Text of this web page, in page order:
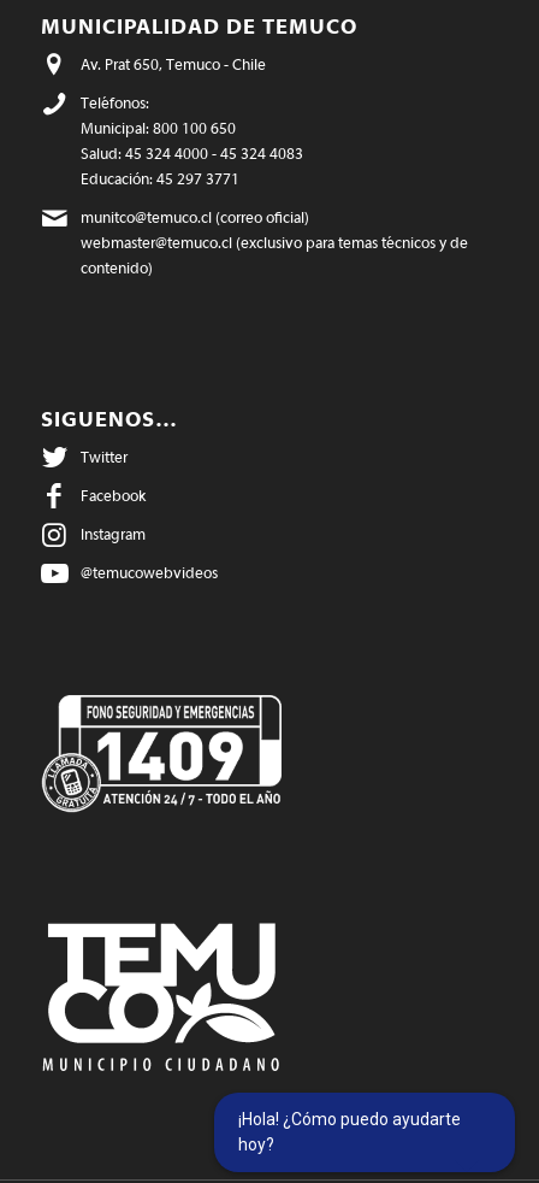
MUNICIPALIDAD DE TEMUCO
Av. Prat 650, Temuco - Chile
Teléfonos:
Municipal: 800 100 650
Salud: 45 324 4000 - 45 324 4083
Educación: 45 297 3771
munitco@temuco.cl(correo oficial)
webmaster@temuco.cl(exclusivo para temas técnicos y de
contenido)
SIGUENOS…
Twitter
Facebook
Instagram
@temucowebvideos
¡Hola! ¿Cómo puedo ayudarte
hoy?